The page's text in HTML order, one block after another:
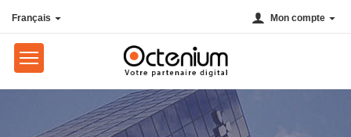
Français Mon compte